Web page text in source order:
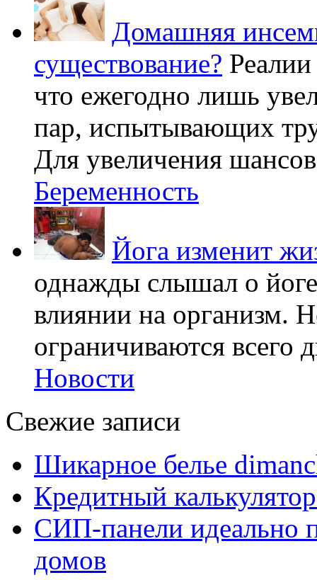
Домашняя
существование?
что ежегодно лишь
пар, испытывающих
Для увеличения
Беременность
Йога изменит
однажды слышал о
влиянии на организм.
ограничиваются всего
Новости
Свежие записи
Шикарное белье
Кредитный
СИП-панели идеально
домов